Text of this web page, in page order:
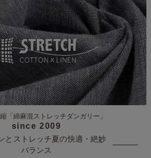
とストレッチ夏の快適・絶妙
バランス
「綿麻混ストレッチダンガリー」
since 2009